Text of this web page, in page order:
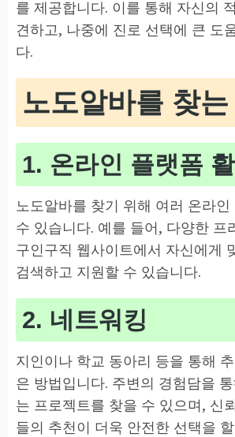
를 제공합니다. 이를 통해 자신의
견하고, 나중에 진로 선택에 큰 도
다.
노도알바를 찾는
1. 온라인 플랫폼
노도알바를 찾기 위해 여러 온라
수 있습니다. 예를 들어, 다양한 프
구인구직 웹사이트에서 자신에게
검색하고 지원할 수 있습니다.
2. 네트워킹
지인이나 학교 동아리 등을 통해
은 방법입니다. 주변의 경험담을
는 프로젝트를 찾을 수 있으며, 신
들의 추천이 더욱 안전한 선택을